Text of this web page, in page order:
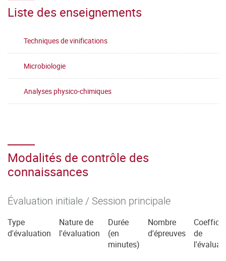
Liste des enseignements
Techniques de vinifications
Microbiologie
Analyses physico-chimiques
Modalités de contrôle des
connaissances
Évaluation initiale / Session principale
Type
d'évaluation
Nature de
l'évaluation
Durée
(en
minutes)
Nombre
d'épreuves
de